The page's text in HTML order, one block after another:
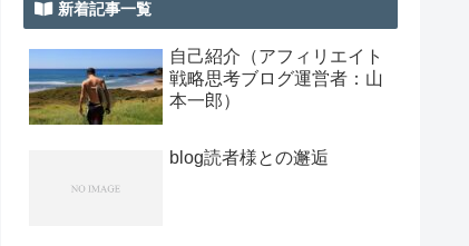
新着記事一覧
自己紹介（アフィリエイト
戦略思考ブログ運営者：山
本一郎）
blog読者様との邂逅